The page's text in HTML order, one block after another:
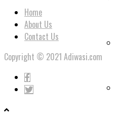
Home
About Us
Contact Us
Copyright © 2021 Adiwasi.com